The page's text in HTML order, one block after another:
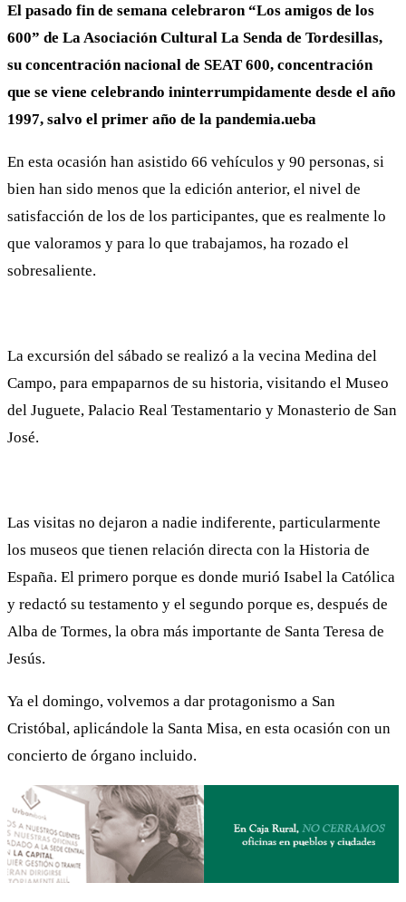
El pasado fin de semana celebraron “Los amigos de los
600” de La Asociación Cultural La Senda de Tordesillas,
su concentración nacional de SEAT 600, concentración
que se viene celebrando ininterrumpidamente desde el año
1997, salvo el primer año de la pandemia.ueba
En esta ocasión han asistido 66 vehículos y 90 personas, si
bien han sido menos que la edición anterior, el nivel de
satisfacción de los de los participantes, que es realmente lo
que valoramos y para lo que trabajamos, ha rozado el
sobresaliente.
La excursión del sábado se realizó a la vecina Medina del
Campo, para empaparnos de su historia, visitando el Museo
del Juguete, Palacio Real Testamentario y Monasterio de San
José.
Las visitas no dejaron a nadie indiferente, particularmente
los museos que tienen relación directa con la Historia de
España. El primero porque es donde murió Isabel la Católica
y redactó su testamento y el segundo porque es, después de
Alba de Tormes, la obra más importante de Santa Teresa de
Jesús.
Ya el domingo, volvemos a dar protagonismo a San
Cristóbal, aplicándole la Santa Misa, en esta ocasión con un
concierto de órgano incluido.